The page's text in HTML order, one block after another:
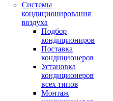
Системы
кондиционирования
воздуха
Подбор
кондициониров
Поставка
кондиционеров
Установка
кондиционеров
всех типов
Монтаж